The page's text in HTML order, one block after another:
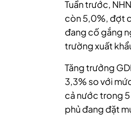
Tuần trước,
còn 5,0%, đợt
đang cố gắng
trường xuất
Tăng trưởng
3,3% so với
cả nước trong
phủ đang đặt